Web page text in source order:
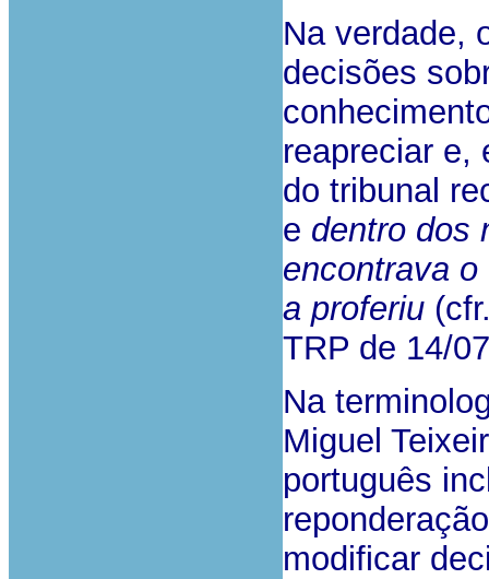
Na verdade,
decisões
reapreciar e,
do tribunal
e dentro dos
encontrava
a proferiu
TRP de 14/
Na
Miguel
português
modificar